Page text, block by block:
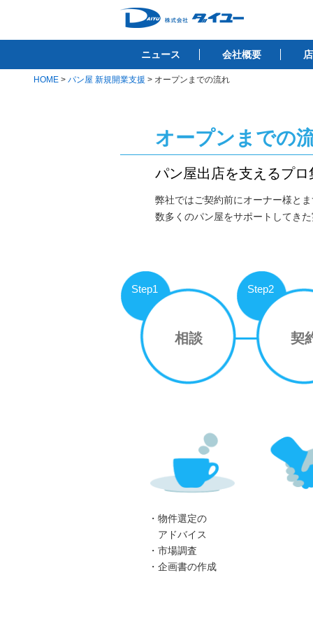
テ
株式会社ダイユ
1200件以上の開業サポート実績！！
ニュース 会社概要
HOME > パン屋 新規開業支援 > オープンまでの流れ
オープンまでの
パン屋出店を支えるプ
弊社ではご契約前にオーナー様と
数多くのパン屋をサポートしてき
相談
・物件選定の
アドバイス
・市場調査
・企画書の作成
契